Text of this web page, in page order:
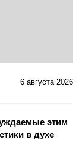
6 августа 2026
этим
в духе